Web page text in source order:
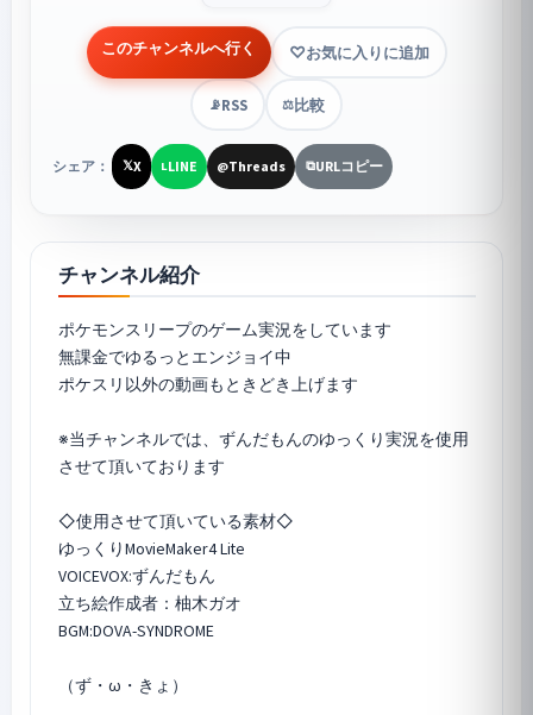
このチャンネルへ行く お気に入りに追加
📡RSS ⚖️比較
シェア： 𝕏X LLINE @Threads ⧉URLコピー
チャンネル紹介
ポケモンスリープのゲーム実況をしています
無課金でゆるっとエンジョイ中
ポケスリ以外の動画もときどき上げます
※当チャンネルでは、ずんだもんのゆっくり実況を使用
させて頂いております
◇使用させて頂いている素材◇
ゆっくりMovieMaker4 Lite
VOICEVOX:ずんだもん
立ち絵作成者：柚木ガオ
BGM:DOVA-SYNDROME
（ず・ω・きょ）